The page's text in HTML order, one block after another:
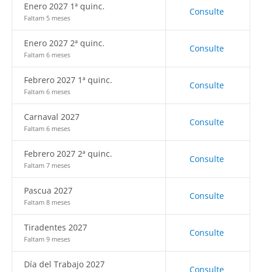
Enero 2027 1ª quinc.
Faltam 5 meses
Consulte
Enero 2027 2ª quinc.
Faltam 6 meses
Consulte
Febrero 2027 1ª quinc.
Faltam 6 meses
Consulte
Carnaval 2027
Faltam 6 meses
Consulte
Febrero 2027 2ª quinc.
Faltam 7 meses
Consulte
Pascua 2027
Faltam 8 meses
Consulte
Tiradentes 2027
Faltam 9 meses
Consulte
Día del Trabajo 2027 Consulte